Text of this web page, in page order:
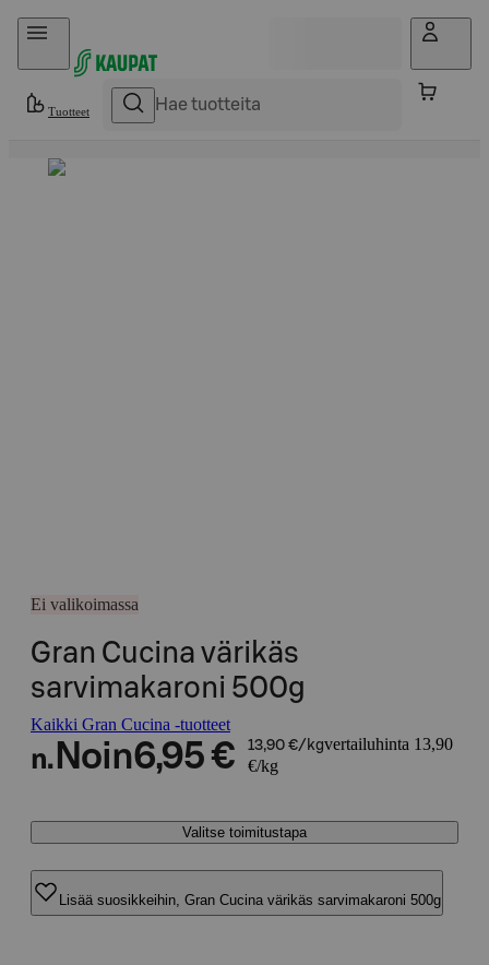
Hyppää sisältöön
Tuotteet
Ei valikoimassa
Gran Cucina värikäs
sarvimakaroni 500g
Kaikki Gran Cucina -tuotteet
n. Noin6,95 € 13,90 €/kgvertailuhinta 13,90
€/kg
Valitse toimitustapa
Lisää suosikkeihin, Gran Cucina värikäs sarvimakaroni 500g